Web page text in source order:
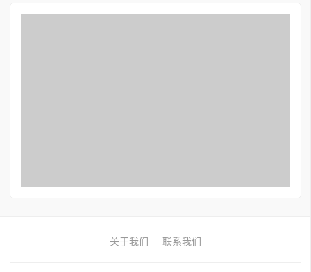
关于我们 联系我们